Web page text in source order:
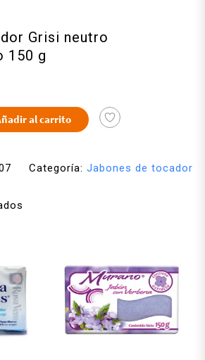
Grisi neutro
150 g
al carrito
Categoría: Jabones de tocador